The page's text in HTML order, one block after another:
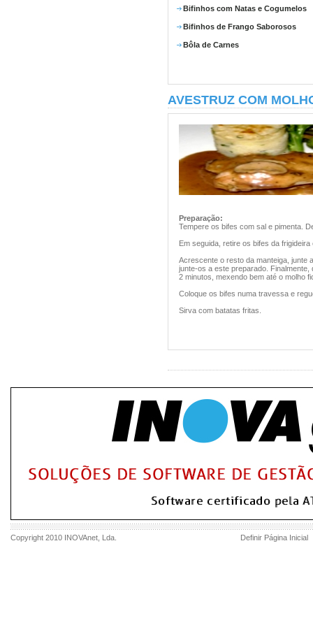
Bifinhos com Natas e Cogumelos
Bifinhos de Frango Saborosos
Bôla de Carnes
AVESTRUZ COM
Preparação:
Tempere os bifes com sal e pimenta.
Em seguida, retire os bifes da
Acrescente o resto da manteiga, junte
junte-os a este preparado.
2 minutos, mexendo bem até o molho
Coloque os bifes numa travessa e
Sirva com batatas fritas.
Copyright 2010 INOVAnet , Lda. Definir Página Inicial